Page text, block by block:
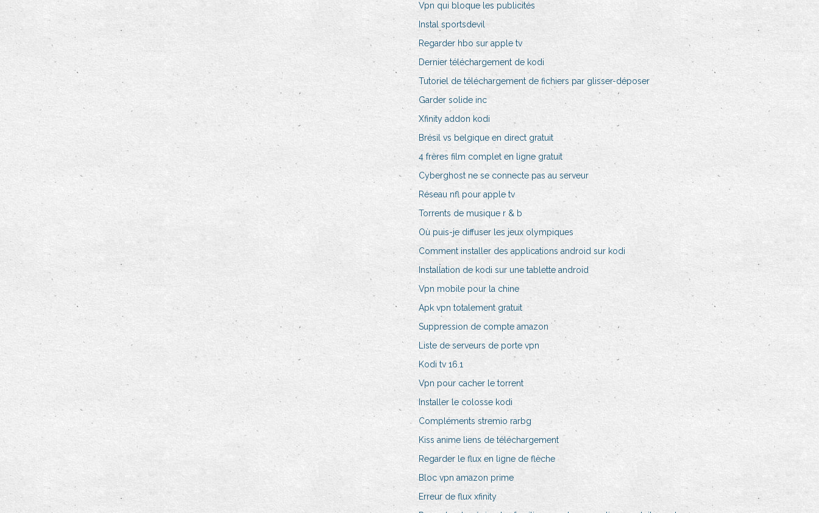
Vpn qui bloque les publicités
Instal sportsdevil
Regarder hbo sur apple tv
Dernier téléchargement de kodi
Tutoriel de téléchargement de fichiers par glisser-déposer
Garder solide inc
Xfinity addon kodi
Brésil vs belgique en direct gratuit
4 frères film complet en ligne gratuit
Cyberghost ne se connecte pas au serveur
Réseau nfl pour apple tv
Torrents de musique r & b
Où puis-je diffuser les jeux olympiques
Comment installer des applications android sur kodi
Installation de kodi sur une tablette android
Vpn mobile pour la chine
Apk vpn totalement gratuit
Suppression de compte amazon
Liste de serveurs de porte vpn
Kodi tv 16.1
Vpn pour cacher le torrent
Installer le colosse kodi
Compléments stremio rarbg
Kiss anime liens de téléchargement
Regarder le flux en ligne de flèche
Bloc vpn amazon prime
Erreur de flux xfinity